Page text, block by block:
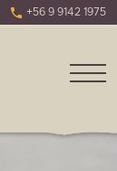
+56 9 9142 1975